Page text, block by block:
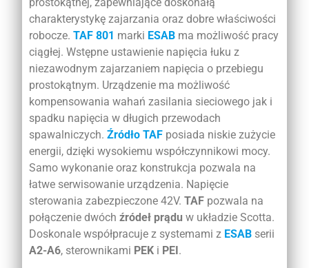
charakterystykę zajarzania oraz dobre właściwości
robocze. TAF 801 marki ESAB ma możliwość pracy
ciągłej. Wstępne ustawienie napięcia łuku z
niezawodnym zajarzaniem napięcia o przebiegu
prostokątnym. Urządzenie ma możliwość
kompensowania wahań zasilania sieciowego jak i
spadku napięcia w długich przewodach
spawalniczych. Źródło TAF posiada niskie zużycie
energii, dzięki wysokiemu współczynnikowi mocy.
Samo wykonanie oraz konstrukcja pozwala na
łatwe serwisowanie urządzenia. Napięcie
sterowania zabezpieczone 42V. TAF pozwala na
połączenie dwóch źródeł prądu w układzie Scotta.
Doskonale współpracuje z systemami z ESAB serii
A2-A6, sterownikami PEK i PEI .